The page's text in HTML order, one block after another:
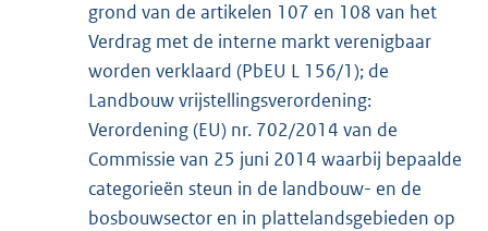
grond van de artikelen 107 en 108 van het
Verdrag met de interne markt verenigbaar
worden verklaard (PbEU L 156/1); de
Landbouw vrijstellingsverordening:
Verordening (EU) nr. 702/2014 van de
Commissie van 25 juni 2014 waarbij bepaalde
categorieën steun in de landbouw- en de
bosbouwsector en in plattelandsgebieden op